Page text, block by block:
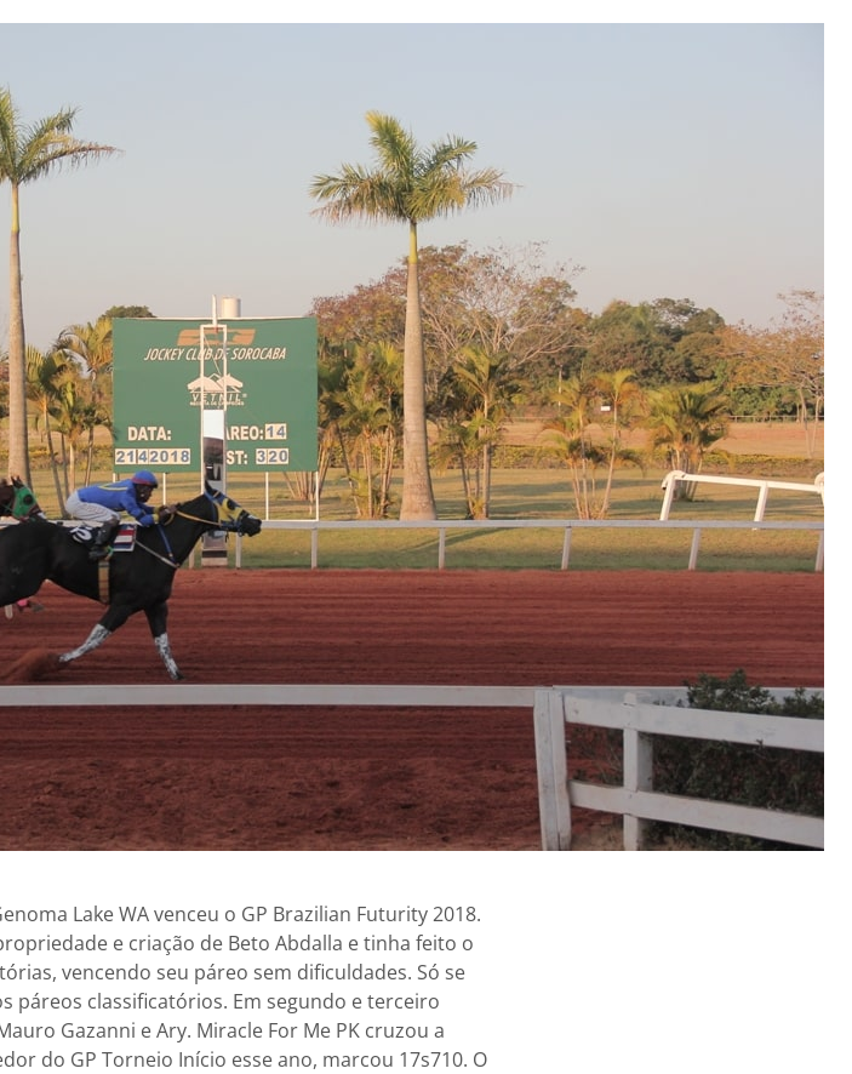
Lake WA venceu o GP Brazilian Futurity 2018.
e criação de Beto Abdalla e tinha feito o
vencendo seu páreo sem dificuldades. Só se
páreos classificatórios. Em segundo e terceiro
Gazanni e Ary. Miracle For Me PK cruzou a
do GP Torneio Início esse ano, marcou 17s710. O